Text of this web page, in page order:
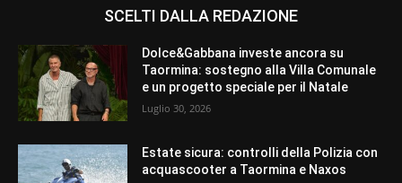
SCELTI DALLA REDAZIONE
Dolce&Gabbana investe ancora su
Taormina: sostegno alla Villa Comunale
e un progetto speciale per il Natale
Luglio 30, 2026
Estate sicura: controlli della Polizia con
acquascooter a Taormina e Naxos